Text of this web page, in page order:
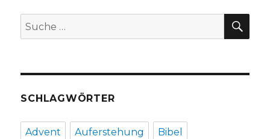
Schülerassoziationen,
von
Werl
Suche
nach:
SCHLAGWÖRTER
Advent Auferstehung Bibel